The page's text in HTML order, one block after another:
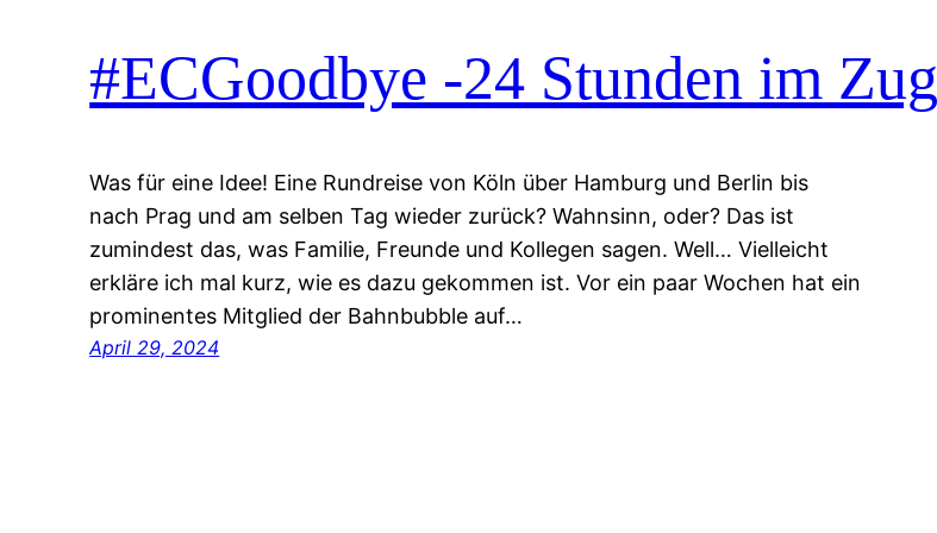
#ECGoodbye -24 Stunden im Zug
Was für eine Idee! Eine Rundreise von Köln über Hamburg und Berlin bis
nach Prag und am selben Tag wieder zurück? Wahnsinn, oder? Das ist
zumindest das, was Familie, Freunde und Kollegen sagen. Well… Vielleicht
erkläre ich mal kurz, wie es dazu gekommen ist. Vor ein paar Wochen hat ein
prominentes Mitglied der Bahnbubble auf…
April 29, 2024